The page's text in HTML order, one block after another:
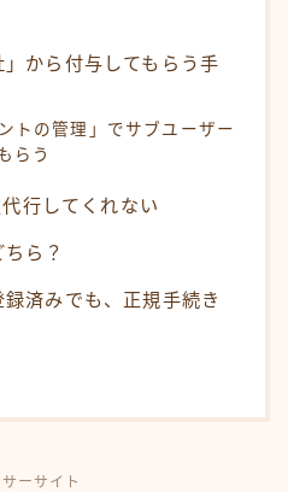
から付与してもらう手
トの管理」でサブユーザー
らう
行してくれない
ら？
済みでも、正規手続き
ーサイト